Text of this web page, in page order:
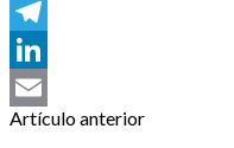
Messenger
Telegram
LinkedIn
Email
Artículo anterior